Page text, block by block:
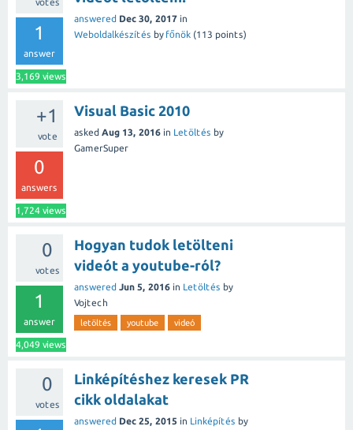
1
answer
3,169 views
answered Dec 30, 2017 in
Weboldalkészítés by főnök (113 points)
+1
vote
0
answers
1,724 views
Visual Basic 2010
asked Aug 13, 2016 in Letöltés by
GamerSuper
0
votes
1
answer
4,049 views
Hogyan tudok letölteni
videót a youtube-ról?
answered Jun 5, 2016 in Letöltés by
Vojtech
letöltés youtube videó
0
votes
Linképítéshez keresek PR
cikk oldalakat
answered Dec 25, 2015 in Linképítés by